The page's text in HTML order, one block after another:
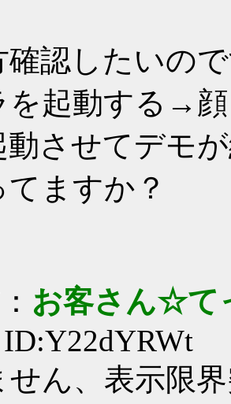
確認したいの
を起動する→
動させてデモ
ますか？
お客さん☆て
ID:Y22dYRWt
せん、表示限